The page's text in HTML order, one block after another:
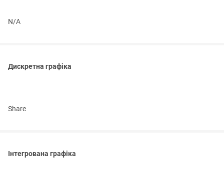
N/A
Дискретна графіка
Share
Інтегрована графіка